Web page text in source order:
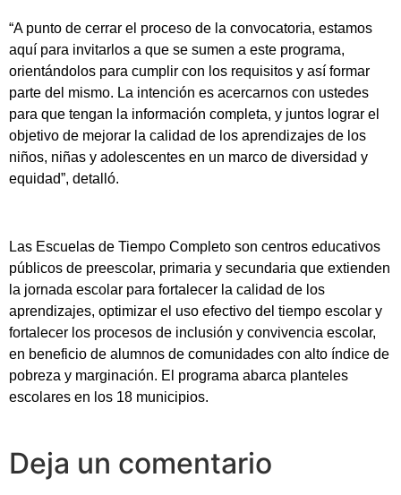
“A punto de cerrar el proceso de la convocatoria, estamos
aquí para invitarlos a que se sumen a este programa,
orientándolos para cumplir con los requisitos y así formar
parte del mismo. La intención es acercarnos con ustedes
para que tengan la información completa, y juntos lograr el
objetivo de mejorar la calidad de los aprendizajes de los
niños, niñas y adolescentes en un marco de diversidad y
equidad”, detalló.
Las Escuelas de Tiempo Completo son centros educativos
públicos de preescolar, primaria y secundaria que extienden
la jornada escolar para fortalecer la calidad de los
aprendizajes, optimizar el uso efectivo del tiempo escolar y
fortalecer los procesos de inclusión y convivencia escolar,
en beneficio de alumnos de comunidades con alto índice de
pobreza y marginación. El programa abarca planteles
escolares en los 18 municipios.
Deja un comentario